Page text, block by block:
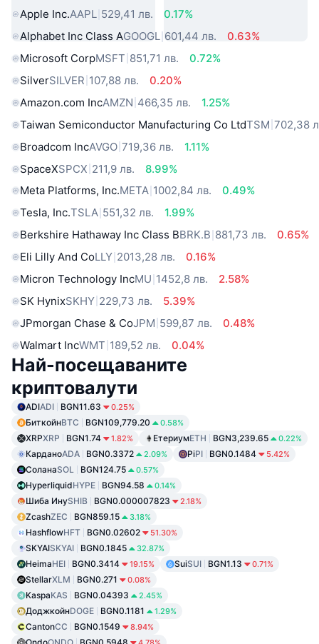
Apple Inc.AAPL 529,41 лв.
0.17%
Alphabet Inc Class AGOOGL 601,44 лв.
0.63%
Microsoft CorpMSFT 851,71 лв.
0.72%
SilverSILVER 107,88 лв.
0.20%
Amazon.com IncAMZN 466,35 лв.
1.25%
Taiwan Semiconductor Manufacturing Co LtdTSM 702,38
Broadcom IncAVGO 719,36 лв.
1.11%
SpaceXSPCX 211,9 лв.
8.99%
Meta Platforms, Inc.META 1002,84 лв.
0.49%
Tesla, Inc.TSLA 551,32 лв.
1.99%
Berkshire Hathaway Inc Class BBRK.B 881,73 лв.
0.65%
Eli Lilly And CoLLY 2013,28 лв.
0.16%
Micron Technology IncMU 1452,8 лв.
2.58%
SK HynixSKHY 229,73 лв.
5.39%
JPmorgan Chase & CoJPM 599,87 лв.
0.48%
Walmart IncWMT 189,52 лв. 0.04%
Най-посещаваните
криптовалути
ADIADI BGN11.63 0.25%
БиткойнBTC BGN109,779.20 0.58%
XRPXRP BGN1.74 1.82% ЕтериумETH BGN3,239.65 0.22%
КарданоADA BGN0.3372 2.09% PiPI BGN0.1484 5.42%
СоланаSOL BGN124.75 0.57%
HyperliquidHYPE BGN94.58 0.14%
Шиба ИнуSHIB BGN0.000007823 2.18%
ZcashZEC BGN859.15 3.18%
HashflowHFT BGN0.02602 51.30%
SKYAISKYAI BGN0.1845 32.87%
HeimaHEI BGN0.3414 19.15% SuiSUI BGN1.13 0.71%
StellarXLM BGN0.271 0.08%
KaspaKAS BGN0.04393 2.45%
ДоджкойнDOGE BGN0.1181 1.29%
CantonCC BGN0.1549 8.94%